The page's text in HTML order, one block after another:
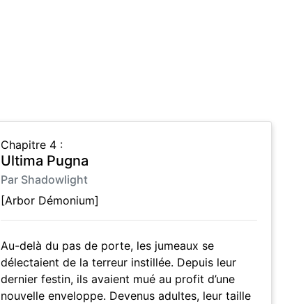
Chapitre 4 :
Ultima Pugna
Par Shadowlight
[Arbor Démonium]
Au-delà du pas de porte, les jumeaux se
délectaient de la terreur instillée. Depuis leur
dernier festin, ils avaient mué au profit d’une
nouvelle enveloppe. Devenus adultes, leur taille